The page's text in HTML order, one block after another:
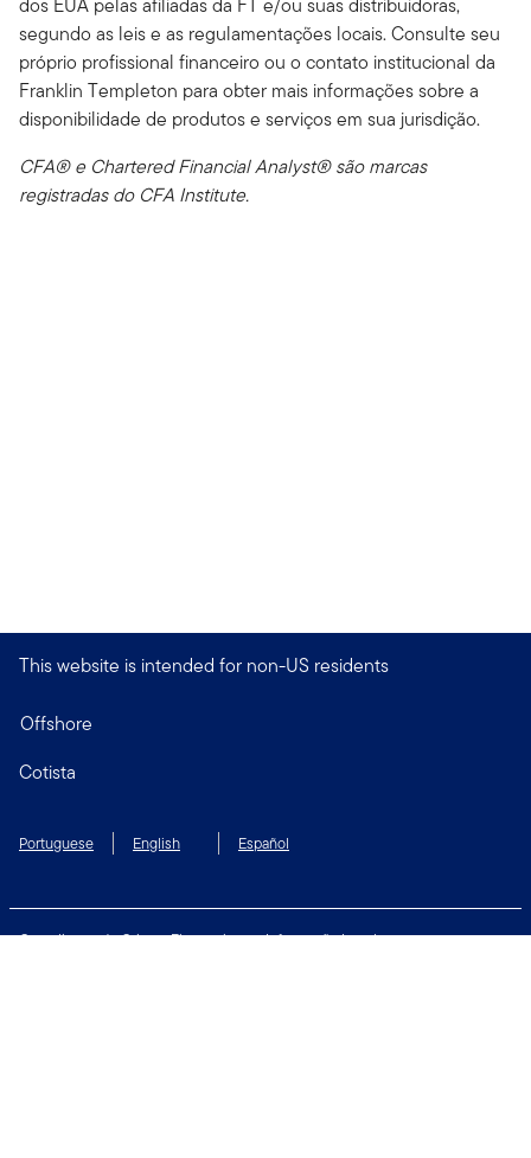
segundo as leis e as regulamentações locais. Consulte seu
próprio profissional financeiro ou o contato institucional da
Franklin Templeton para obter mais informações sobre a
disponibilidade de produtos e serviços em sua jurisdição.
CFA® e Chartered Financial Analyst® são marcas
registradas do CFA Institute.
This website is intended for non-US residents
Offshore
Cotista
Portuguese English Español
Compliance de Crimes Financeiros
Informação Legal